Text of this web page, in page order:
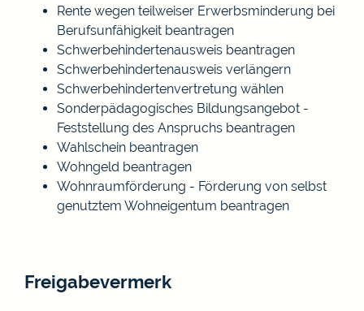
Rente wegen teilweiser Erwerbsminderung bei
Berufsunfähigkeit beantragen
Schwerbehindertenausweis beantragen
Schwerbehindertenausweis verlängern
Schwerbehindertenvertretung wählen
Sonderpädagogisches Bildungsangebot -
Feststellung des Anspruchs beantragen
Wahlschein beantragen
Wohngeld beantragen
Wohnraumförderung - Förderung von selbst
genutztem Wohneigentum beantragen
Freigabevermerk